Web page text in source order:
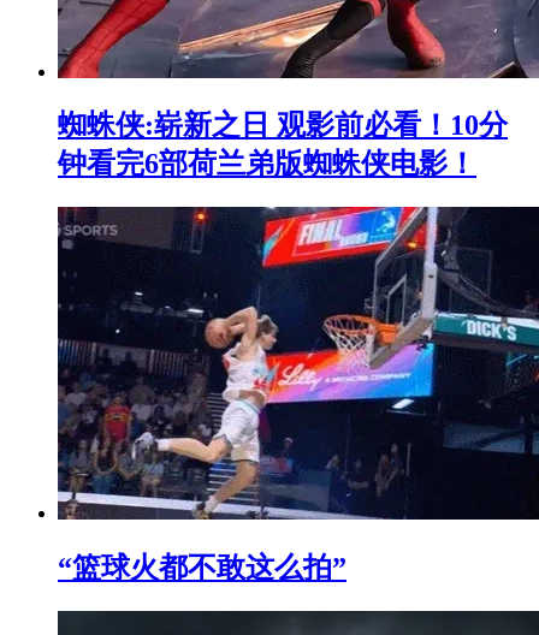
蜘蛛侠:崭新之日 观影前必看！10分
钟看完6部荷兰弟版蜘蛛侠电影！
“篮球火都不敢这么拍”